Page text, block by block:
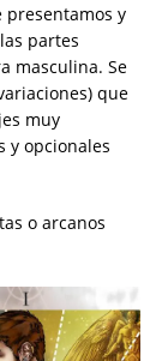
y
partes
masculina. Se
que
muy
y opcionales
o arcanos